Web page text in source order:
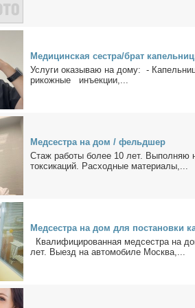
Ме­ди­цин­ская сест­ра/брат
Услу­ги ока­зы­ваю на до­му: -
ри­кож­ные инъ­ек­ции,...
Мед­сест­ра на дом / фельд­шер
Стаж ра­бо­ты бо­лее 10 лет. Вы­пол­няю
ток­си­ка­ций. Рас­ход­ные ма­те­ри­а­лы,...
Мед­сест­ра на дом для по­ста­нов­ки
Ква­ли­фи­ци­ро­ван­ная мед­сест­ра на
лет. Вы­езд на ав­то­мо­би­ле Москва,...